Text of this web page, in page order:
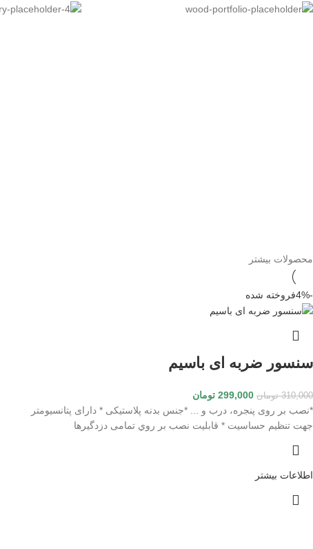
محصولات بیشتر
-4% فروخته شده
سنسور ضربه ای باسیم
310,000 تومان 299,000 تومان
*نصب بر روی پنجره، درب و ... *جنس بدنه پلاستیکی * دارای پتانسیومتر
جهت تنظیم حساسیت * قابلیت نصب بر روي تمامی دزدگیرها
اطلاعات بیشتر